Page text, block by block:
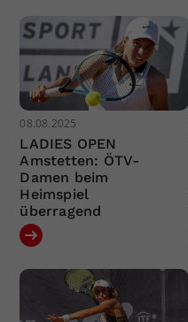
08.08.2025
LADIES OPEN
Amstetten: ÖTV-
Damen beim
Heimspiel
überragend